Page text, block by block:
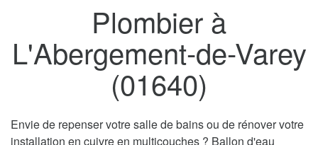
Plombier à
L'Abergement-de-Varey
(01640)
Envie de repenser votre salle de bains ou de rénover votre
installation en cuivre en multicouches ? Ballon d'eau